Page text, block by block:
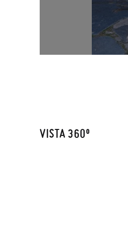
VISTA 360º